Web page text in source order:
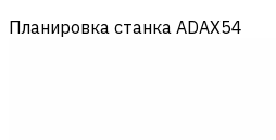
Планировка станка ADAX54